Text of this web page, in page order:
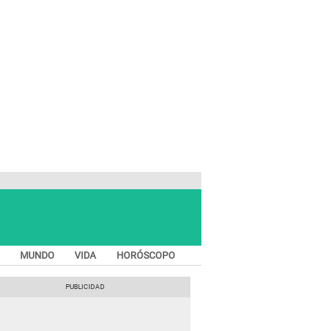
MUNDO VIDA HORÓSCOPO